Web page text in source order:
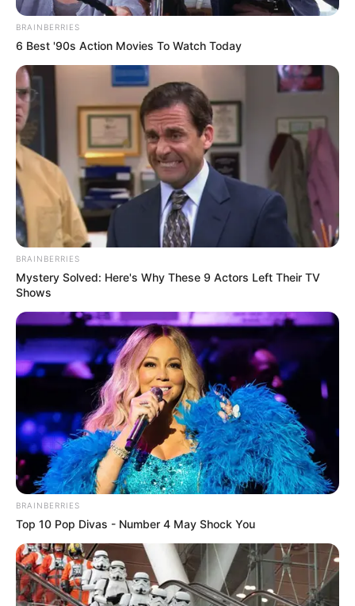
BRAINBERRIES
6 Best '90s Action Movies To Watch Today
BRAINBERRIES
Mystery Solved: Here's Why These 9 Actors Left Their TV
Shows
BRAINBERRIES
Top 10 Pop Divas - Number 4 May Shock You